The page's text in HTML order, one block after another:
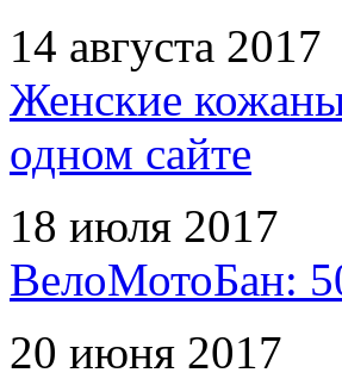
14 августа 2017
Женские
одном сайте
18 июля 2017
ВелоМотоБан:
20 июня 2017